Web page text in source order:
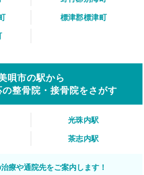
標津郡標津町
唄市の駅から
整骨院・接骨院をさがす
光珠内駅
茶志内駅
療や通院先をご案内します！